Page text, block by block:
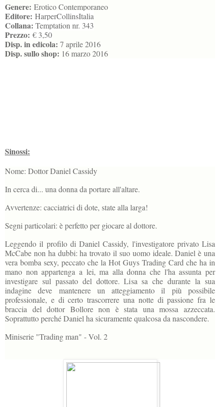
Genere: Erotico Contemporaneo
Editore: HarperCollinsItalia
Collana: Temptation nr. 343
Prezzo: € 3,50
Disp. in edicola: 7 aprile 2016
Disp. sullo shop: 16 marzo 2016
Sinossi:
Nome: Dottor Daniel Cassidy
In cerca di... una donna da portare all'altare.
Avvertenze: cacciatrici di dote, state alla larga!
Segni particolari: è perfetto per giocare al dottore.
Leggendo il profilo di Daniel Cassidy, l'investigatore privato Lisa
McCabe non ha dubbi: ha trovato il suo uomo ideale. Daniel è una
vera bomba sexy, peccato che la Hot Guys Trading Card che ha in
mano non appartenga a lei, ma alla donna che l'ha assunta per
investigare sul passato del dottore. Lisa sa che durante la sua
indagine deve mantenere un atteggiamento il più possibile
professionale, e di certo trascorrere una notte di passione fra le
braccia del dottor Bollore non è stata una mossa azzeccata.
Soprattutto perché Daniel ha sicuramente qualcosa da nascondere.
Miniserie "Trading man" - Vol. 2